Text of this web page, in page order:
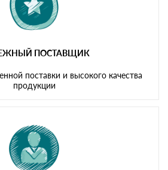
ПОСТАВЩИК
поставки и высокого качества
продукции